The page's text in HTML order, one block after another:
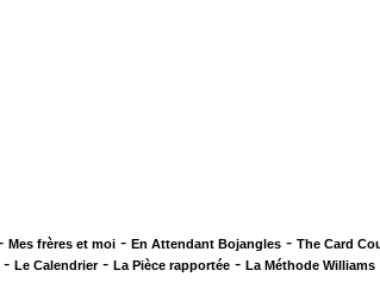
Mes frères et moi - En Attendant Bojangles - The Card
- Le Calendrier- La Pièce rapportée - La Méthode Williams